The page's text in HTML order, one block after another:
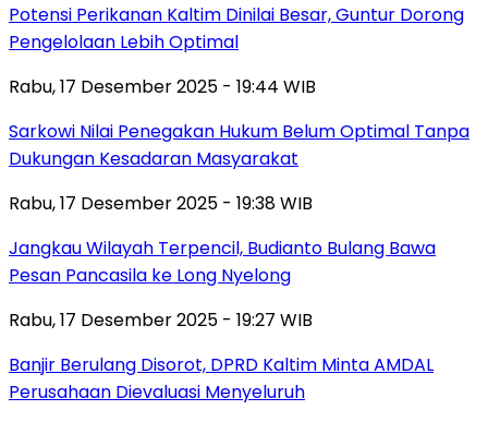
Potensi Perikanan Kaltim Dinilai Besar, Guntur Dorong
Pengelolaan Lebih Optimal
Rabu, 17 Desember 2025 - 19:44 WIB
Sarkowi Nilai Penegakan Hukum Belum Optimal Tanpa
Dukungan Kesadaran Masyarakat
Rabu, 17 Desember 2025 - 19:38 WIB
Jangkau Wilayah Terpencil, Budianto Bulang Bawa
Pesan Pancasila ke Long Nyelong
Rabu, 17 Desember 2025 - 19:27 WIB
Banjir Berulang Disorot, DPRD Kaltim Minta AMDAL
Perusahaan Dievaluasi Menyeluruh